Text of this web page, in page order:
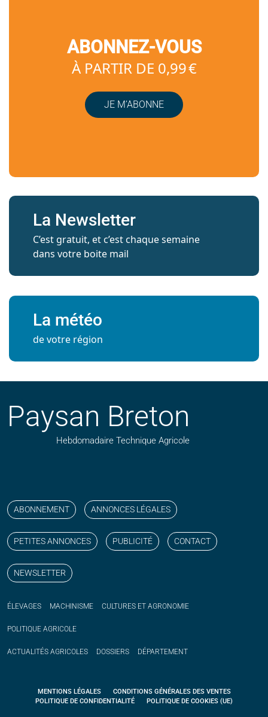
ABONNEZ-VOUS
À PARTIR DE 0,99 €
JE M’ABONNE
La Newsletter
C’est gratuit, et c’est chaque semaine
dans votre boite mail
La météo
de votre région
Paysan Breton
Hebdomadaire Technique Agricole
ABONNEMENT ANNONCES LÉGALES
PETITES ANNONCES PUBLICITÉ CONTACT
NEWSLETTER
ÉLEVAGES MACHINISME CULTURES ET AGRONOMIE
POLITIQUE AGRICOLE
ACTUALITÉS AGRICOLES DOSSIERS DÉPARTEMENT
MENTIONS LÉGALES
CONDITIONS GÉNÉRALES DES VENTES
POLITIQUE DE CONFIDENTIALITÉ
POLITIQUE DE COOKIES (UE)